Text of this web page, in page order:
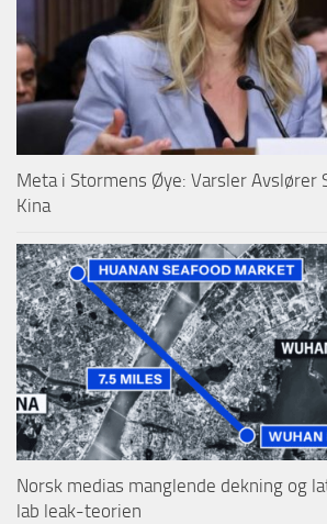
Meta i Stormens Øye: Varsler Avslører
Kina
Norsk medias manglende dekning og
lab leak-teorien